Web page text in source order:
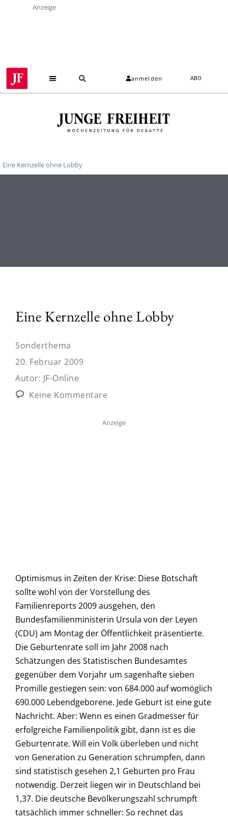
Anzeige
anmelden ABO
Eine Kernzelle ohne Lobby
Eine Kernzelle ohne Lobby
Sonderthema
20. Februar 2009
Autor: JF-Online
Keine Kommentare
Anzeige
Optimismus in Zeiten der Krise: Diese Botschaft
sollte wohl von der Vorstellung des
Familienreports 2009 ausgehen, den
Bundesfamilienministerin Ursula von der Leyen
(CDU) am Montag der Öffentlichkeit präsentierte.
Die Geburtenrate soll im Jahr 2008 nach
Schätzungen des Statistischen Bundesamtes
gegenüber dem Vorjahr um sagenhafte sieben
Promille gestiegen sein: von 684.000 auf womöglich
690.000 Lebendgeborene. Jede Geburt ist eine gute
Nachricht. Aber: Wenn es einen Gradmesser für
erfolgreiche Familienpolitik gibt, dann ist es die
Geburtenrate. Will ein Volk überleben und nicht
von Generation zu Generation schrumpfen, dann
sind statistisch gesehen 2,1 Geburten pro Frau
notwendig. Derzeit liegen wir in Deutschland bei
1,37. Die deutsche Bevölkerungszahl schrumpft
tatsächlich immer schneller: So rechnet das